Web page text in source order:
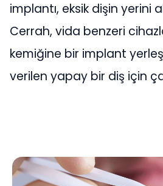
implantı, eksik dişin yerini
Cerrah, vida benzeri
kemiğine bir implant
verilen yapay bir diş için